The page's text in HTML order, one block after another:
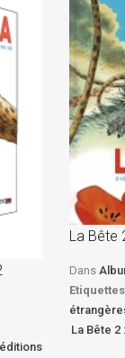
La Bête
Dans
La Bête 2